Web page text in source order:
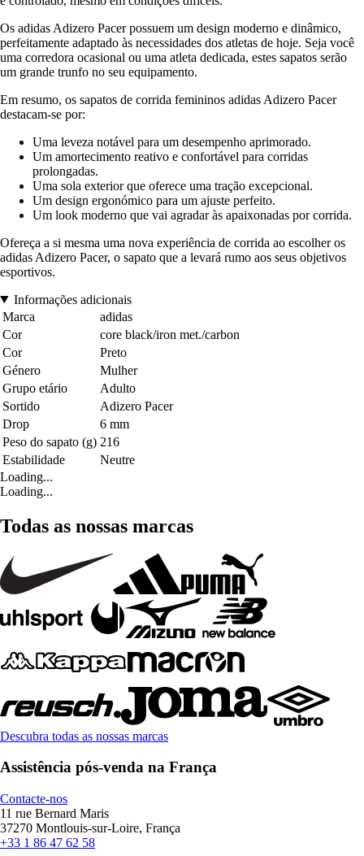
Os adidas Adizero Pacer possuem um design moderno e dinâmico,
perfeitamente adaptado às necessidades dos atletas de hoje. Seja você
uma corredora ocasional ou uma atleta dedicada, estes sapatos serão
um grande trunfo no seu equipamento.
Em resumo, os sapatos de corrida femininos adidas Adizero Pacer
destacam-se por:
Uma leveza notável para um desempenho aprimorado.
Um amortecimento reativo e confortável para corridas
prolongadas.
Uma sola exterior que oferece uma tração excepcional.
Um design ergonómico para um ajuste perfeito.
Um look moderno que vai agradar às apaixonadas por corrida.
Ofereça a si mesma uma nova experiência de corrida ao escolher os
adidas Adizero Pacer, o sapato que a levará rumo aos seus objetivos
esportivos.
Informações adicionais
Marca
adidas
Cor
core black/iron met./carbon
Cor
Preto
Género
Mulher
Grupo etário
Adulto
Sortido
Adizero Pacer
Drop
6 mm
Peso do sapato (g) 216
Estabilidade
Neutre
Loading...
Loading...
Todas as nossas marcas
Descubra todas as nossas marcas
Assistência pós-venda na França
Contacte-nos
11 rue Bernard Maris
37270 Montlouis-sur-Loire, França
+33 1 86 47 62 58